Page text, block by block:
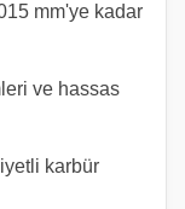
mm'ye kadar
ve hassas
karbür